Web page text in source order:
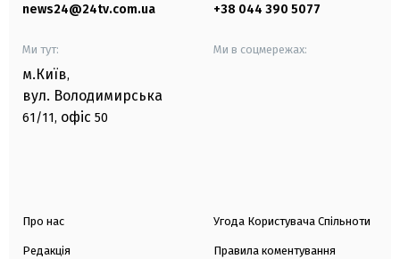
news24@24tv.com.ua +38 044 390 5077
Ми тут:
м.Київ,
вул. Володимирська
61/11, офіс 50
Ми в соцмережах:
Про нас
Редакція
Угода Користувача Спільноти
Правила коментування